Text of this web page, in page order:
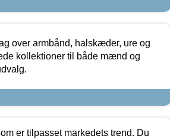
over armbånd, halskæder, ure og
kollektioner til både mænd og
er tilpasset markedets trend. Du